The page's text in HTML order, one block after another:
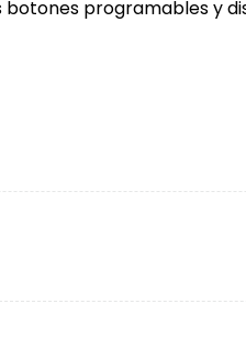
botones programables